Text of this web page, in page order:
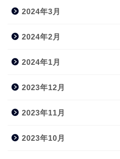
2024年3月
2024年2月
2024年1月
2023年12月
2023年11月
2023年10月